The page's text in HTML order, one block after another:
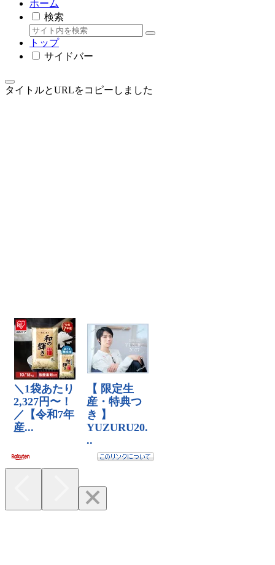
ホーム
検索
トップ
サイドバー
タイトルとURLをコピーしました